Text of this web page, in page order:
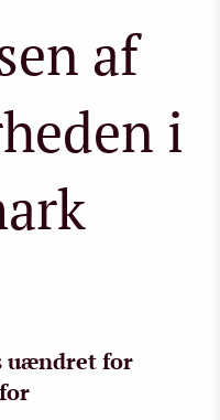
af
i
uændret for